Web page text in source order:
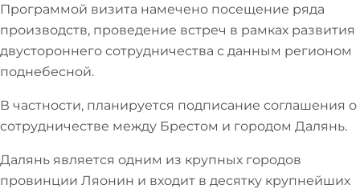
Программой визита намечено посещение ряда
производств, проведение встреч в рамках развития
двустороннего сотрудничества с данным регионом
поднебесной.
В частности, планируется подписание соглашения о
сотрудничестве между Брестом и городом Далянь.
Далянь является одним из крупных городов
провинции Ляонин и входит в десятку крупнейших